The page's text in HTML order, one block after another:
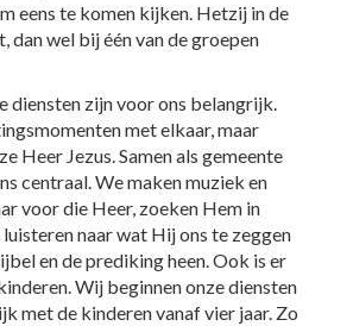
eens te komen kijken. Hetzij in de
dan wel bij één van de groepen
diensten zijn voor ons belangrijk.
met elkaar, maar
Heer Jezus. Samen als gemeente
centraal. We maken muziek en
voor die Heer, zoeken Hem in
naar wat Hij ons te zeggen
en de prediking heen. Ook is er
Wij beginnen onze diensten
met de kinderen vanaf vier jaar. Zo